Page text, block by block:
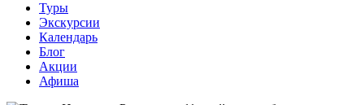
Туры
Экскурсии
Календарь
Блог
Акции
Афиша